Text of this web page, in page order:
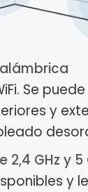
Se
y
2,4 GHz y 5
y